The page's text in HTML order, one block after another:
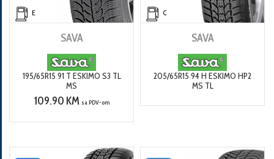
E
SAVA
195/65R15 91 T ESKIMO S3 TL
MS
109.90 KM sa PDV-om
C
SAVA
205/65R15 94 H ESKIMO HP2
MS TL